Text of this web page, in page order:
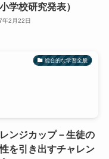
学校研究発表）
年2月22日
総合的な学習全般
ンジカップ－生徒の
を引き出すチャレン